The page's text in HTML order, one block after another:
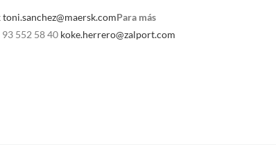
toni.sanchez@maersk.comPara más
552 58 40 koke.herrero@zalport.com